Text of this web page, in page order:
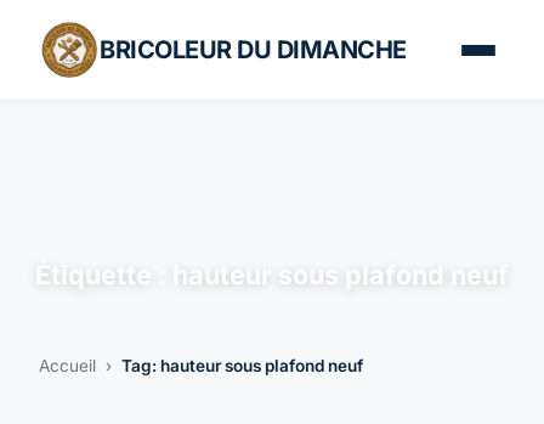
BRICOLEUR DU DIMANCHE
Étiquette : hauteur sous plafond neuf
Accueil › Tag: hauteur sous plafond neuf